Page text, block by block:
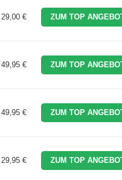
29,00 € ZUM TOP
49,95 € ZUM TOP
49,95 € ZUM TOP
29,95 € ZUM TOP